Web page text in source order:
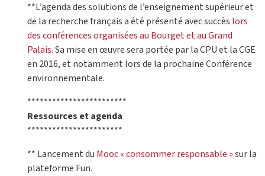
**L’agenda des solutions de l’enseignement supérieur et
de la recherche français a été présenté avec succès lors
des conférences organisées au Bourget et au Grand
Palais.Sa mise en œuvre sera portée par la CPU et la CGE
en 2016, et notamment lors de la prochaine Conférence
environnementale.
************************
Ressources et agenda
***********************
** Lancement du Mooc « consommer responsable »sur la
plateforme Fun.